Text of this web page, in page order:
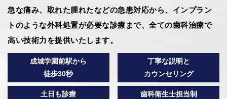
急な痛み、取れた腫れたなどの急患対応から、インプラン
トのような外科処置が必要な診療まで、全ての歯科治療で
高い技術力を提供いたします。
成城学園前駅から
徒歩30秒
丁寧な説明と
カウンセリング
土日も診療 歯科衛生士担当制